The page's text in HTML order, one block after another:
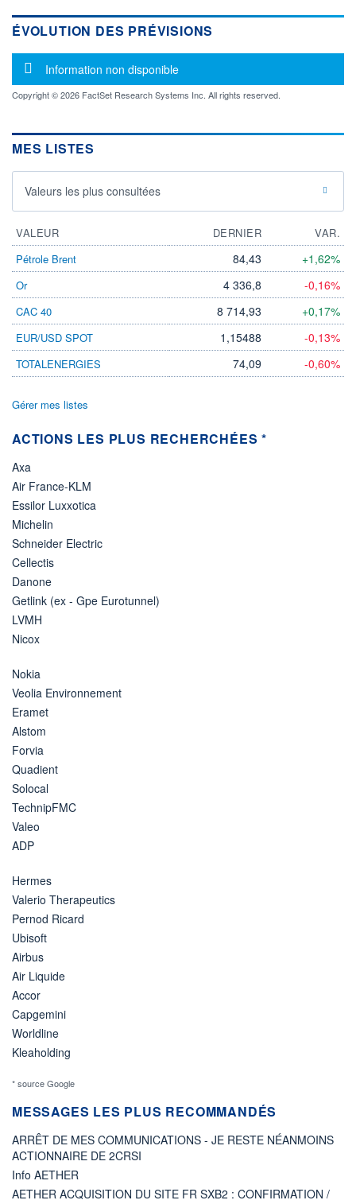
LIMITE À LA
BAISSE
0,000
LIMITE À LA
HAUSSE
0,000
ESTIMÉ 2026
-
2026
-
DIVIDENDE
0,00 CAD
DERNIER
DIVIDENDE
ÉLIGIBILITÉ
Non éligible
Boursobank
+ PORTEFEUILLE + LISTE
ÉVOLUTION DES PRÉVISIONS
Message d'information
Information non disponible
Copyright © 2026 FactSet Research Systems Inc. All rights reserved.
MES LISTES
Valeurs les plus consultées
VALEUR DERNIER
VAR.
Pétrole Brent
84,43 +1,62%
Or 4 336,8 -0,16%
CAC 40 8 714,93 +0,17%
EUR/USD SPOT 1,15488 -0,13%
TOTALENERGIES 74,09 -0,60%
Gérer mes listes
ACTIONS LES PLUS RECHERCHÉES *
Axa
Air France-KLM
Essilor Luxxotica
Michelin
Schneider Electric
Cellectis
Danone
Getlink (ex - Gpe Eurotunnel)
LVMH
Nicox
Nokia
Veolia Environnement
Eramet
Alstom
Forvia
Quadient
Solocal
TechnipFMC
Valeo
ADP
Hermes
Valerio Therapeutics
Pernod Ricard
Ubisoft
Airbus
Air Liquide
Accor
Capgemini
Worldline
Kleaholding
* source Google
MESSAGES LES PLUS RECOMMANDÉS
ARRÊT DE MES COMMUNICATIONS - JE RESTE NÉANMOINS
ACTIONNAIRE DE 2CRSI
Info AETHER
AETHER ACQUISITION DU SITE FR SXB2 : CONFIRMATION /